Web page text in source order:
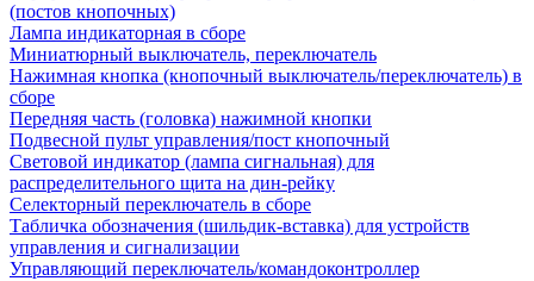
(постов кнопочных)
Лампа индикаторная в сборе
Миниатюрный выключатель, переключатель
Нажимная кнопка (кнопочный выключатель/переключатель) в
сборе
Передняя часть (головка) нажимной кнопки
Подвесной пульт управления/пост кнопочный
Световой индикатор (лампа сигнальная) для
распределительного щита на дин-рейку
Селекторный переключатель в сборе
Табличка обозначения (шильдик-вставка) для устройств
управления и сигнализации
Управляющий переключатель/командоконтроллер